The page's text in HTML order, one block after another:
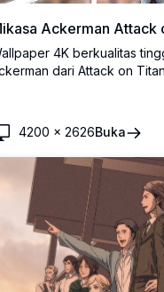
Ackerman Attack
4K berkualitas
dari Attack on
dengan syal merah
untuk latar
4200 × 2626Buka